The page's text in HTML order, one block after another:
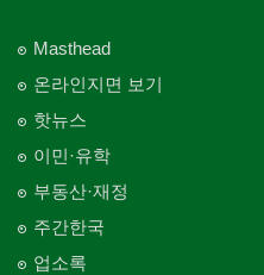
Masthead
온라인지면 보기
핫뉴스
이민·유학
부동산·재정
주간한국
업소록